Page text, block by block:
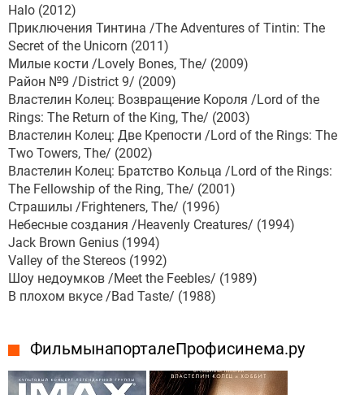
Halo (2012)
Приключения Тинтина /The Adventures of Tintin: The
Secret of the Unicorn (2011)
Милые кости /Lovely Bones, The/ (2009)
Район №9 /District 9/ (2009)
Властелин Колец: Возвращение Короля /Lord of the
Rings: The Return of the King, The/ (2003)
Властелин Колец: Две Крепости /Lord of the Rings: The
Two Towers, The/ (2002)
Властелин Колец: Братство Кольца /Lord of the Rings:
The Fellowship of the Ring, The/ (2001)
Страшилы /Frighteners, The/ (1996)
Небесные создания /Heavenly Creatures/ (1994)
Jack Brown Genius (1994)
Valley of the Stereos (1992)
Шоу недоумков /Meet the Feebles/ (1989)
В плохом вкусе /Bad Taste/ (1988)
Фильмы на портале Профисинема.ру